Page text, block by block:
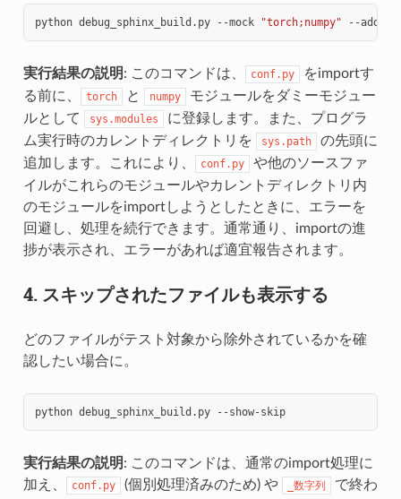
python debug_sphinx_build.py --mock "torch;numpy"
実行結果の説明: このコマンドは、 conf.py
をimportす
る前に、
torch と numpy
モジュールをダミーモジュー
ルとして
sys.modules
に登録します。また、プログラ
ム実行時のカレントディレクトリを
sys.path
の先頭に
追加します。これにより、
conf.py
や他のソースファ
イルがこれらのモジュールやカレントディレクトリ内
のモジュールをimportしようとしたときに、エラーを
回避し、処理を続行できます。通常通り、importの進
捗が表示され、エラーがあれば適宜報告されます。
4. スキップされたファイルも表示する
どのファイルがテスト対象から除外されているかを確
認したい場合に。
python debug_sphinx_build.py --show-skip
実行結果の説明: このコマンドは、通常のimport処理に
加え、
conf.py (個別処理済みのため) や _数字列 で終わ